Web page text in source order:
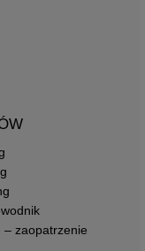
– zaopatrzenie